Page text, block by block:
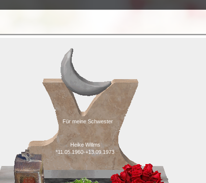
Heike Willms
*11.05.1960-+13.09.1973
Für meine Schwester